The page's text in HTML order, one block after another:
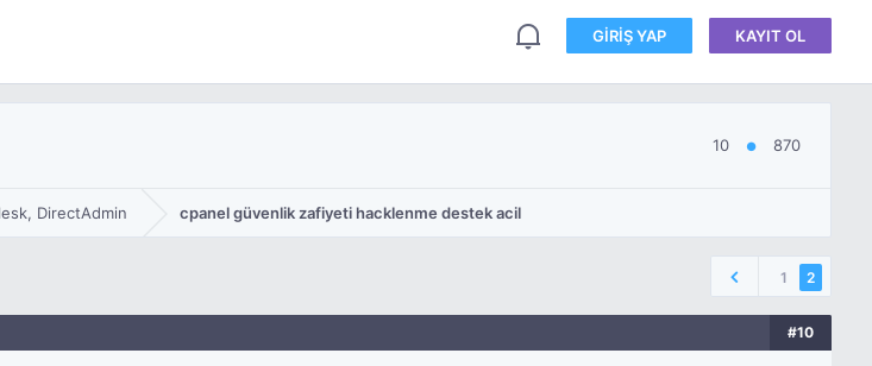
GIRIŞ YAP KAYIT OL
10 ● 870
DirectAdmin cpanel güvenlik zafiyeti hacklenme destek acil
1 2
#10